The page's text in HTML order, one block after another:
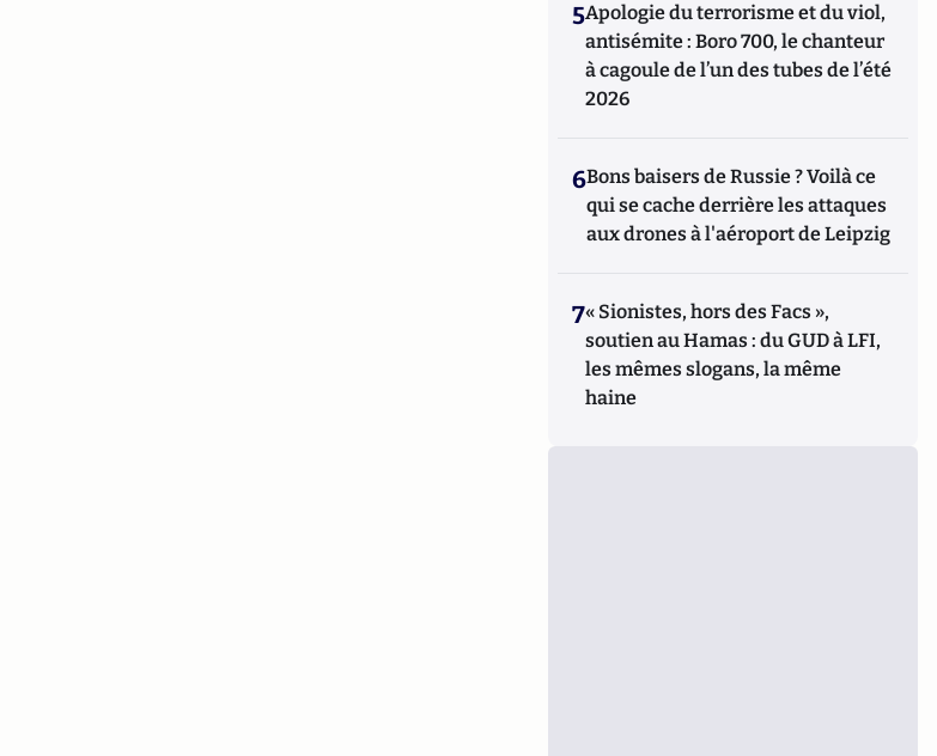
5Apologie du terrorisme et du viol,
antisémite : Boro 700, le chanteur
à cagoule de l’un des tubes de l’été
2026
6Bons baisers de Russie ? Voilà ce
qui se cache derrière les attaques
aux drones à l'aéroport de Leipzig
7« Sionistes, hors des Facs »,
soutien au Hamas : du GUD à LFI,
les mêmes slogans, la même
haine